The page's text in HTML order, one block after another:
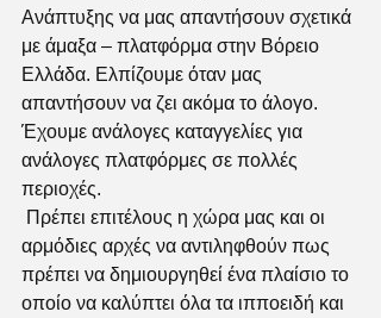
Ανάπτυξης να μας απαντήσουν σχετικά
με άμαξα – πλατφόρμα στην Βόρειο
Ελλάδα. Ελπίζουμε όταν μας
απαντήσουν να ζει ακόμα το άλογο.
Έχουμε ανάλογες καταγγελίες για
ανάλογες πλατφόρμες σε πολλές
περιοχές.
αρμόδιες αρχές να αντιληφθούν πως
πρέπει να δημιουργηθεί ένα πλαίσιο το
οποίο να καλύπτει όλα τα ιπποειδή και